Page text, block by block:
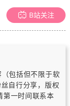
B站关注
包括但不限于软
自行分享，版权
第一时间联系本